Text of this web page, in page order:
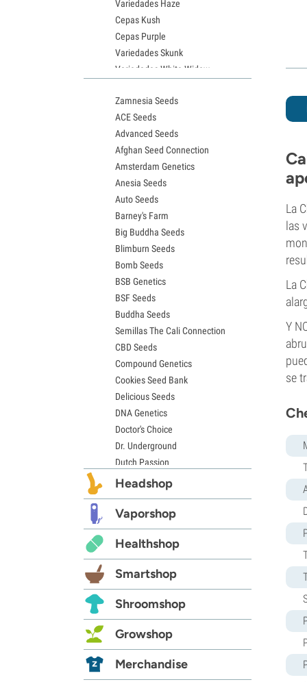
La
las
La
Y
se
Variedades Haze
Cepas Kush
Cepas Purple
Variedades Skunk
Variedades White Widow
Semillas de Granddaddy Purple
Semillas de OG Kush
Semillas de Blue Dream
Semillas de Lemon Haze
Semillas de Bruce Banner
Semillas de Gelato
Semillas de Sour Diesel
Semillas de Jack Herer
Semillas de Girl Scout Cookies
Semillas de Wedding Cake
Semillas de Zkittlez
Semillas de Pineapple Express
Semillas de Chemdawg
Semillas de Hindu Kush
Semillas de Mimosa
Zamnesia Seeds
ACE Seeds
Advanced Seeds
Afghan Seed Connection
Amsterdam Genetics
Anesia Seeds
Auto Seeds
Barney's Farm
Big Buddha Seeds
Blimburn Seeds
Bomb Seeds
BSB Genetics
BSF Seeds
Buddha Seeds
Semillas The Cali Connection
CBD Seeds
Compound Genetics
Cookies Seed Bank
Delicious Seeds
DNA Genetics
Doctor's Choice
Dr. Underground
Dutch Passion
Elite Seeds
Exotic Seed
Expert Seeds
FastBuds
Female Seeds
French Touch Seeds
Garden of Green
GeneSeeds
G13 Labs
Grass-O-Matic
Headshop
Vaporshop
Healthshop
Smartshop
Shroomshop
Growshop
Merchandise